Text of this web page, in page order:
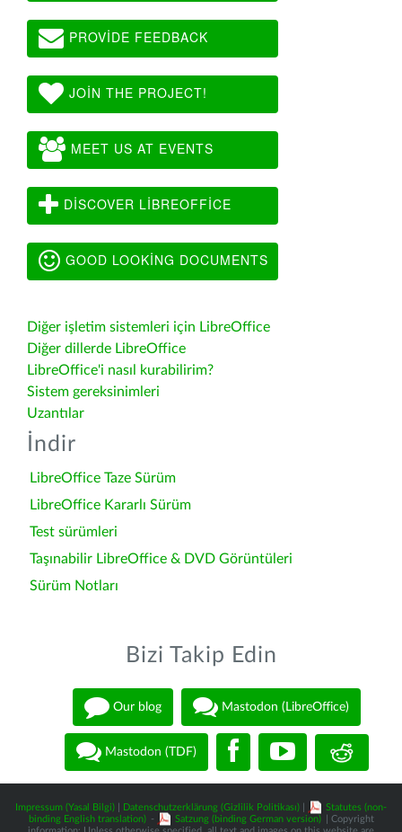
PROVIDE FEEDBACK
JOIN THE PROJECT!
MEET US AT EVENTS
DISCOVER LIBREOFFICE
GOOD LOOKING DOCUMENTS
Diğer işletim sistemleri için LibreOffice
Diğer dillerde LibreOffice
LibreOffice'i nasıl kurabilirim?
Sistem gereksinimleri
Uzantılar
İndir
LibreOffice Taze Sürüm
LibreOffice Kararlı Sürüm
Test sürümleri
Taşınabilir LibreOffice & DVD Görüntüleri
Sürüm Notları
Bizi Takip Edin
Our blog Mastodon (LibreOffice)
Mastodon (TDF)
Impressum (Yasal Bilgi) Datenschutzerklärung (Gizlilik Politikası)
Statutes (non-
binding English translation) - Satzung (binding German version)
| Copyright